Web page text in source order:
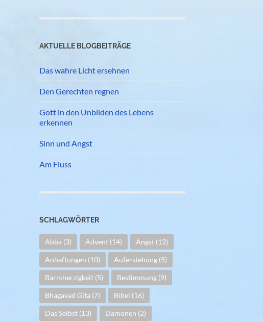
AKTUELLE BLOGBEITRÄGE
Das wahre Licht ersehnen
Den Gerechten regnen
Gott in den Unbilden des Lebens
erkennen
Sinn und Angst
Am Fluss
SCHLAGWÖRTER
Abba (3) Advent (14) Angst (12)
Anhaftungen (10) Auferstehung (5)
Barmherzigkeit (5) Bestimmung (9)
Bhagavad Gita (7) Bibel (16)
Das Selbst (13) Dämonen (2)